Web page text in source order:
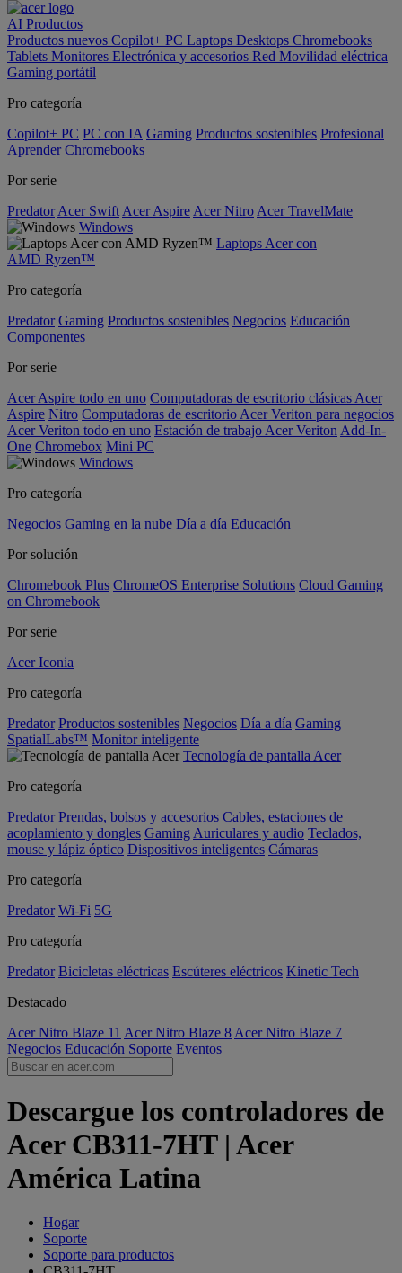
AI Productos
Productos nuevos Copilot+ PC Laptops Desktops Chromebooks
Tablets Monitores Electrónica y accesorios Red Movilidad eléctrica
Gaming portátil
Pro categoría
Copilot+ PC PC con IA Gaming Productos sostenibles Profesional
Aprender Chromebooks
Por serie
Predator Acer Swift Acer Aspire Acer Nitro Acer TravelMate
Windows
Laptops Acer con
AMD Ryzen™
Pro categoría
Predator Gaming Productos sostenibles Negocios Educación
Componentes
Por serie
Acer Aspire todo en uno Computadoras de escritorio clásicas Acer
Aspire Nitro Computadoras de escritorio Acer Veriton para negocios
Acer Veriton todo en uno Estación de trabajo Acer Veriton Add-In-
One Chromebox Mini PC
Windows
Pro categoría
Negocios Gaming en la nube Día a día Educación
Por solución
Chromebook Plus ChromeOS Enterprise Solutions Cloud Gaming
on Chromebook
Por serie
Acer Iconia
Pro categoría
Predator Productos sostenibles Negocios Día a día Gaming
SpatialLabs™ Monitor inteligente
Tecnología de pantalla Acer
Pro categoría
Predator Prendas, bolsos y accesorios Cables, estaciones de
acoplamiento y dongles Gaming Auriculares y audio Teclados,
mouse y lápiz óptico Dispositivos inteligentes Cámaras
Pro categoría
Predator Wi-Fi 5G
Pro categoría
Predator Bicicletas eléctricas Escúteres eléctricos Kinetic Tech
Destacado
Acer Nitro Blaze 11 Acer Nitro Blaze 8 Acer Nitro Blaze 7
Negocios Educación Soporte Eventos
Descargue los controladores de
Acer CB311-7HT | Acer
América Latina
Hogar
Soporte
Soporte para productos